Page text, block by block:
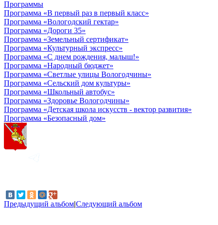
Программы
Программа «В первый раз в первый класс»
Программа «Вологодский гектар»
Программа «Дороги 35»
Программа «Земельный сертификат»
Программа «Культурный экспресс»
Программа «С днем рождения, малыш!»
Программа «Народный бюджет»
Программа «Светлые улицы Вологодчины»
Программа «Сельский дом культуры»
Программа «Школьный автобус»
Программа «Здоровье Вологодчины»
Программа «Детская школа искусств - вектор развития»
Программа «Безопасный дом»
Предыдущий альбом|Следующий альбом